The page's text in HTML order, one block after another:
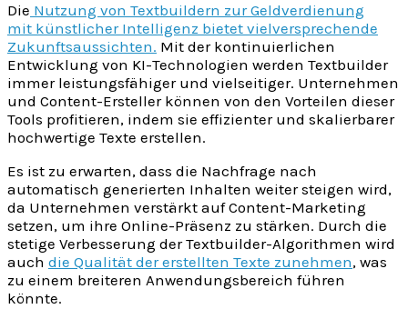
Die Nutzung von Textbuildern zur Geldverdienung
mit künstlicher Intelligenz bietet vielversprechende
Zukunftsaussichten. Mit der kontinuierlichen
Entwicklung von KI-Technologien werden Textbuilder
immer leistungsfähiger und vielseitiger. Unternehmen
und Content-Ersteller können von den Vorteilen dieser
Tools profitieren, indem sie effizienter und skalierbarer
hochwertige Texte erstellen.
Es ist zu erwarten, dass die Nachfrage nach
automatisch generierten Inhalten weiter steigen wird,
da Unternehmen verstärkt auf Content-Marketing
setzen, um ihre Online-Präsenz zu stärken. Durch die
stetige Verbesserung der Textbuilder-Algorithmen wird
auch die Qualität der erstellten Texte zunehmen, was
zu einem breiteren Anwendungsbereich führen
könnte.